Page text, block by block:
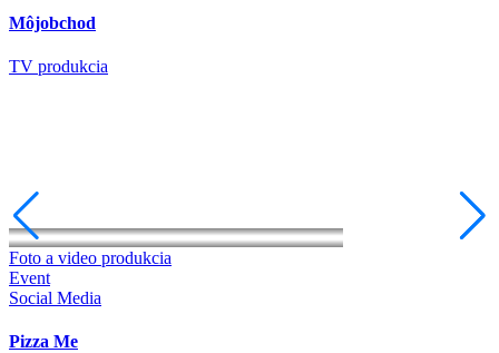
Môjobchod
TV produkcia
Foto a video produkcia
Event
Social Media
Pizza Me